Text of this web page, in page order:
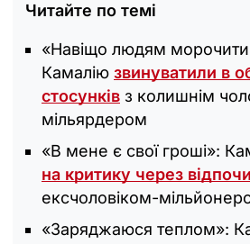
Читайте по темі
«Навіщо людям морочити
Камалію звинуватили в
стосунків з колишнім
мільярдером
«В мене є свої гроші»:
на критику через
ексчоловіком-
«‎Заряджаюся теплом»: